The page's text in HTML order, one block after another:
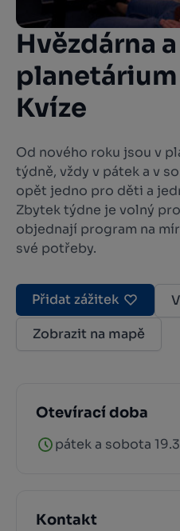
Hvězdárna a
Kvíze
Od nového roku jsou v
týdně, vždy v pátek a v
opět jedno pro děti a
Zbytek týdne je volný
objednají program na
své potřeby.
Přidat zážitek
Zobrazit na mapě
Otevírací doba
pátek a sobota
Kontakt